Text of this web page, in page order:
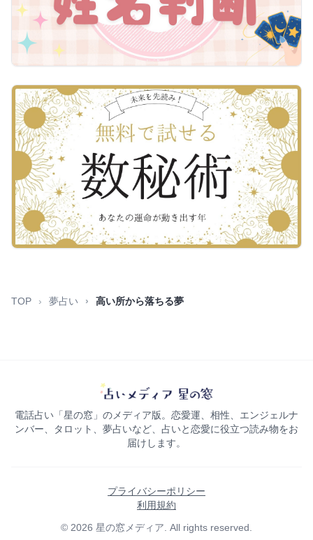
TOP 夢占い 高い所から落ちる夢
電話占い「星の窓」のメディア版。恋愛運、相性、エンジェルナ
ンバー、タロット、夢占いなど、占いと恋愛に役立つ読み物をお
届けします。
プライバシーポリシー
利用規約
© 2026 星の窓メディア. All rights reserved.